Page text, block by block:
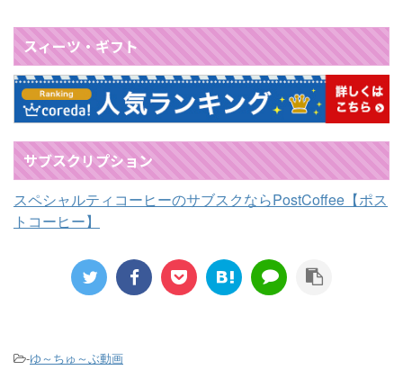
スィーツ・ギフト
サブスクリプション
スペシャルティコーヒーのサブスクならPostCoffee【ポス
トコーヒー】
-ゆ～ちゅ～ぶ動画